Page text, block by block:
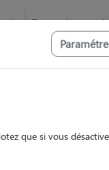
Devenir pet
Visites
Visites
que si vous